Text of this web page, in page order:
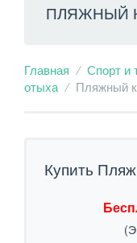
ПЛЯЖНЫЙ
Главная Спорт и
отыха
Пляжный
Купить